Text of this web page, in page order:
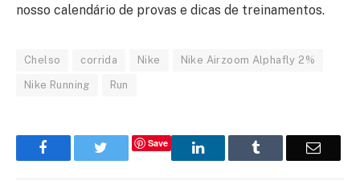
nosso calendário de provas e dicas de treinamentos.
Chelso corrida Nike Nike Airzoom Alphafly 2%
Nike Running Run
Facebook TwitterSave LinkedIn Tumblr Email